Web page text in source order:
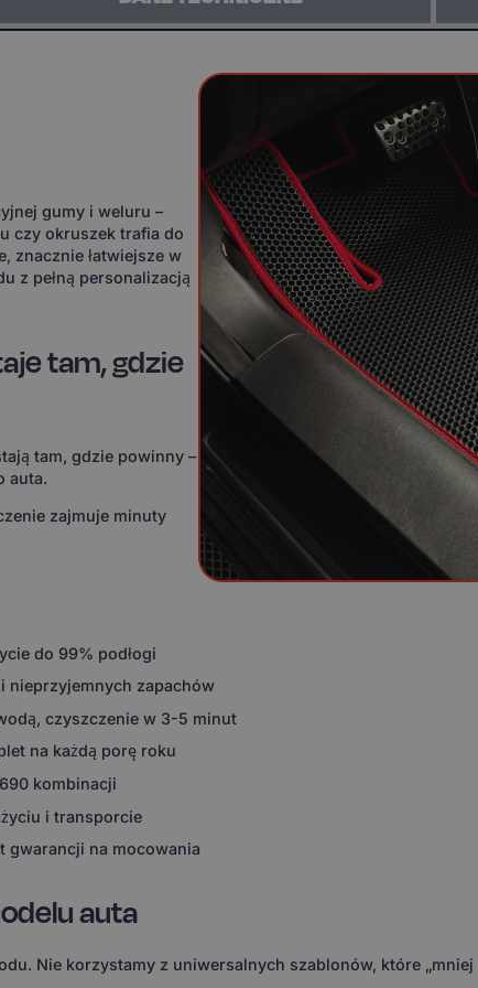
gumy i weluru –
czy okruszek trafia do
znacznie łatwiejsze w
z pełną personalizacją
tam, gdzie
tam, gdzie powinny –
auta.
zajmuje minuty
do 99% podłogi
nieprzyjemnych zapachów
czyszczenie w 3-5 minut
na każdą porę roku
kombinacji
i transporcie
gwarancji na mocowania
auta
Nie korzystamy z uniwersalnych szablonów, które